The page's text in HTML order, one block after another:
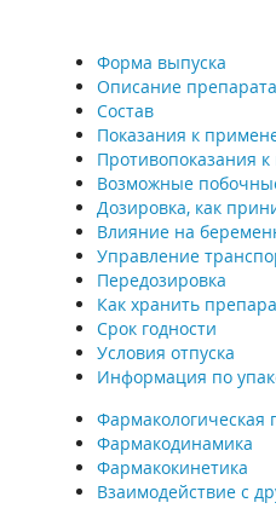
Форма выпуска
Описание препарата
Состав
Показания к
Противопоказания
Возможные
Дозировка, как
Влияние на
Управление
Передозировка
Как хранить
Срок годности
Условия отпуска
Информация по
Фармакологическая
Фармакодинамика
Фармакокинетика
Взаимодействие с